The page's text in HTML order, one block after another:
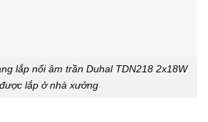
lắp nổi âm trần Duhal TDN218 2x18W
được lắp ở nhà xưởng